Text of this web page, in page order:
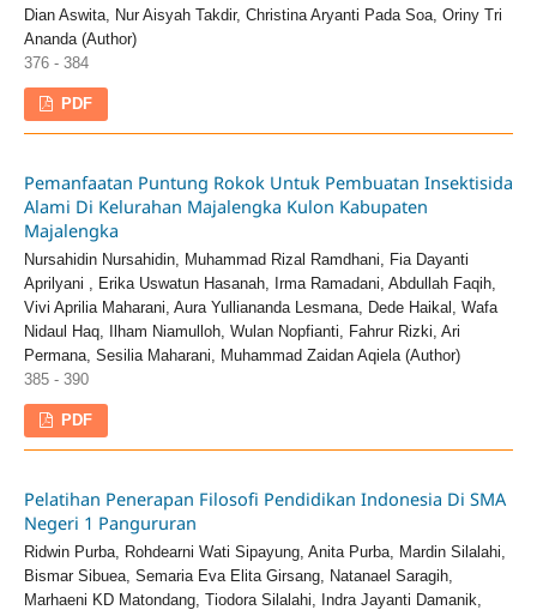
Dian Aswita, Nur Aisyah Takdir, Christina Aryanti Pada Soa, Oriny Tri
Ananda (Author)
376 - 384
PDF
Pemanfaatan Puntung Rokok Untuk Pembuatan Insektisida
Alami Di Kelurahan Majalengka Kulon Kabupaten
Majalengka
Nursahidin Nursahidin, Muhammad Rizal Ramdhani, Fia Dayanti
Aprilyani , Erika Uswatun Hasanah, Irma Ramadani, Abdullah Faqih,
Vivi Aprilia Maharani, Aura Yulliananda Lesmana, Dede Haikal, Wafa
Nidaul Haq, Ilham Niamulloh, Wulan Nopfianti, Fahrur Rizki, Ari
Permana, Sesilia Maharani, Muhammad Zaidan Aqiela (Author)
385 - 390
PDF
Pelatihan Penerapan Filosofi Pendidikan Indonesia Di SMA
Negeri 1 Pangururan
Ridwin Purba, Rohdearni Wati Sipayung, Anita Purba, Mardin Silalahi,
Bismar Sibuea, Semaria Eva Elita Girsang, Natanael Saragih,
Marhaeni KD Matondang, Tiodora Silalahi, Indra Jayanti Damanik,